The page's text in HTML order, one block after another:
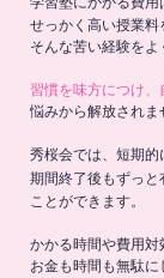
せっかく高い授業料
そんな苦い経験をよ
習慣を味方につけ
悩みから解放されま
秀桜会では、短期的
期間終了後もずっと
ことができます。
かかる時間や費用対
お金も時間も無駄